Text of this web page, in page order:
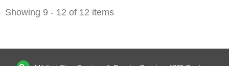
Showing 9 - 12 of 12 items